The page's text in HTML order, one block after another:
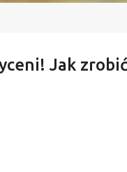
Jak zrobić